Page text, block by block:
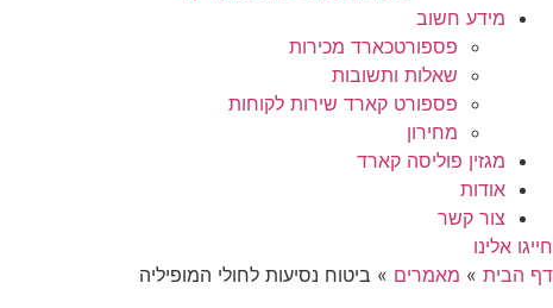
מידע חשוב
פספורטכארד מכירות
שאלות ותשובות
פספורט קארד שירות לקוחות
מחירון
מגזין פוליסה קארד
אודות
צור קשר
חייגו אלינו
דף הבית » מאמרים » ביטוח נסיעות לחולי המופיליה